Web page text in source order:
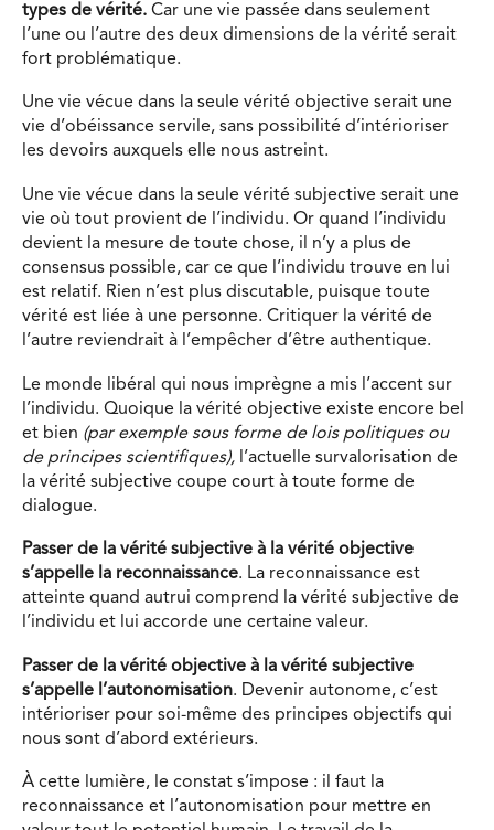
types de vérité. Car une vie passée dans seulement
l’une ou l’autre des deux dimensions de la vérité serait
fort problématique.
Une vie vécue dans la seule vérité objective serait une
vie d’obéissance servile, sans possibilité d’intérioriser
les devoirs auxquels elle nous astreint.
Une vie vécue dans la seule vérité subjective serait une
vie où tout provient de l’individu. Or quand l’individu
devient la mesure de toute chose, il n’y a plus de
consensus possible, car ce que l’individu trouve en lui
est relatif. Rien n’est plus discutable, puisque toute
vérité est liée à une personne. Critiquer la vérité de
l’autre reviendrait à l’empêcher d’être authentique.
Le monde libéral qui nous imprègne a mis l’accent sur
l’individu. Quoique la vérité objective existe encore bel
et bien (par exemple sous forme de lois politiques ou
de principes scientifiques), l’actuelle survalorisation de
la vérité subjective coupe court à toute forme de
dialogue.
Passer de la vérité subjective à la vérité objective
s’appelle la reconnaissance. La reconnaissance est
atteinte quand autrui comprend la vérité subjective de
l’individu et lui accorde une certaine valeur.
Passer de la vérité objective à la vérité subjective
s’appelle l’autonomisation. Devenir autonome, c’est
intérioriser pour soi-même des principes objectifs qui
nous sont d’abord extérieurs.
À cette lumière, le constat s’impose : il faut la
reconnaissance et l’autonomisation pour mettre en